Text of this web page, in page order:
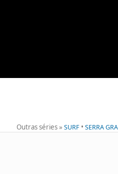
Outras séries »SURF •SERRA